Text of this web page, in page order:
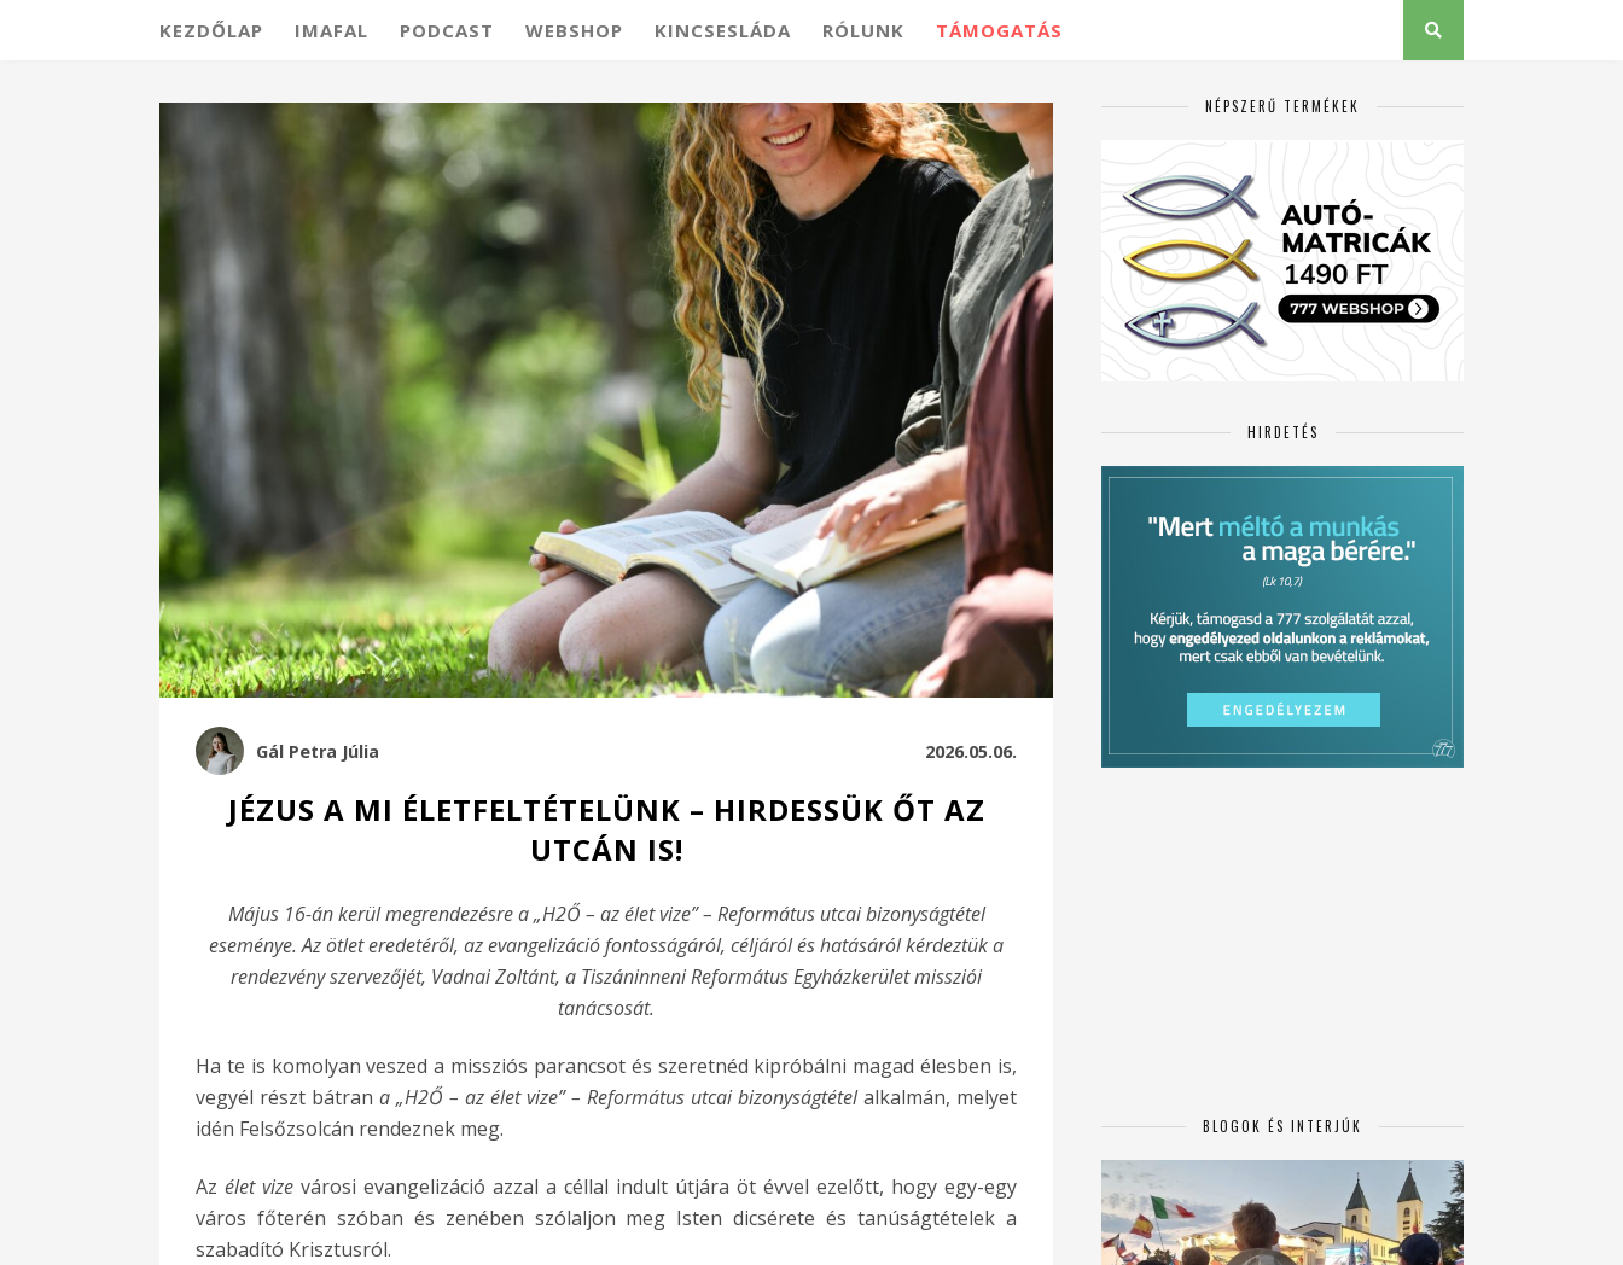
KEZDŐLAP IMAFAL PODCAST WEBSHOP KINCSESLÁDA RÓLUNK TÁMOGATÁS
Gál Petra Júlia 2026.05.06.
JÉZUS A MI ÉLETFELTÉTELÜNK – HIRDESSÜK ŐT AZ
UTCÁN IS!
Május 16-án kerül megrendezésre a „H2Ő – az élet vize” – Református utcai bizonyságtétel
eseménye. Az ötlet eredetéről, az evangelizáció fontosságáról, céljáról és hatásáról kérdeztük a
rendezvény szervezőjét, Vadnai Zoltánt, a Tiszáninneni Református Egyházkerület missziói
tanácsosát.
Ha te is komolyan veszed a missziós parancsot és szeretnéd kipróbálni magad élesben is,
vegyél részt bátran a „H2Ő – az élet vize” – Református utcai bizonyságtételalkalmán, melyet
idén Felsőzsolcán rendeznek meg.
Az élet vize városi evangelizáció azzal a céllal indult útjára öt évvel ezelőtt, hogy egy-egy
város főterén szóban és zenében szólaljon meg Isten dicsérete és tanúságtételek a
szabadító Krisztusról.
NÉPSZERŰ TERMÉKEK
HIRDETÉS
BLOGOK ÉS INTERJÚK